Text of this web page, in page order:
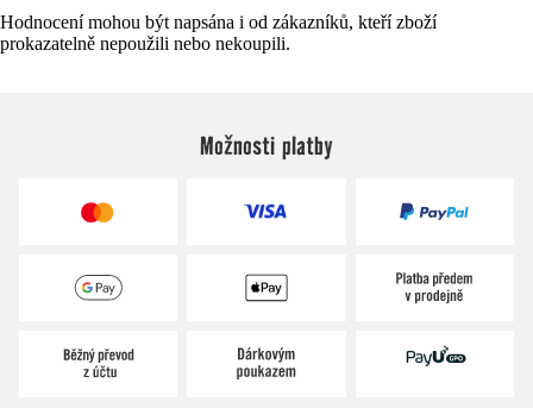
Hodnocení mohou být napsána i od zákazníků, kteří zboží
prokazatelně nepoužili nebo nekoupili.
Možnosti platby